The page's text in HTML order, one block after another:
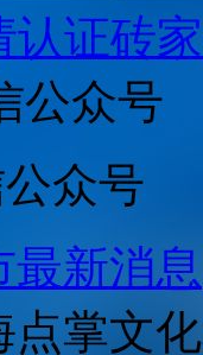
认证砖家
众号
最新消息
点掌文